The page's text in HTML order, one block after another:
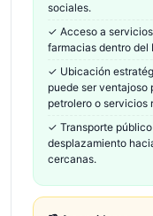
sociales.
✓ Acceso a
farmacias dentro
✓ Ubicación
puede ser ventajoso
petrolero o servicios
✓ Transporte
desplazamiento
cercanas.